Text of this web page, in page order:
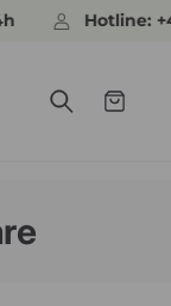
Hotline: +49
Warenkorb